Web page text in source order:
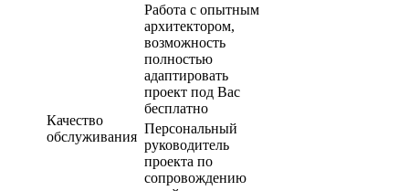
Качество
обслуживания
Работа с опытным
архитектором,
возможность
полностью
адаптировать
проект под Вас
бесплатно
Персональный
руководитель
проекта по
сопровождению